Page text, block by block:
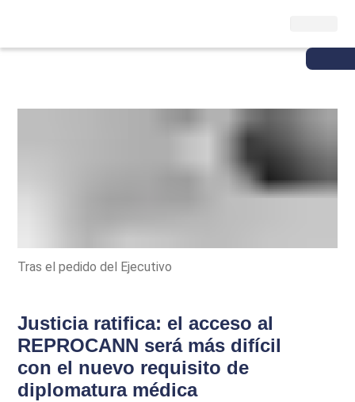
Tras el pedido del Ejecutivo
Justicia ratifica: el acceso al
REPROCANN será más difícil
con el nuevo requisito de
diplomatura médica